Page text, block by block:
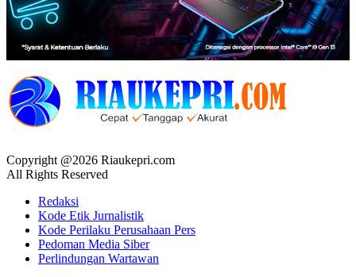
Copyright @2026 Riaukepri.com
All Rights Reserved
Redaksi
Kode Etik Jurnalistik
Kode Perilaku Perusahaan Pers
Pedoman Media Siber
Perlindungan Wartawan